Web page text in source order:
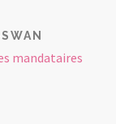
mandataires